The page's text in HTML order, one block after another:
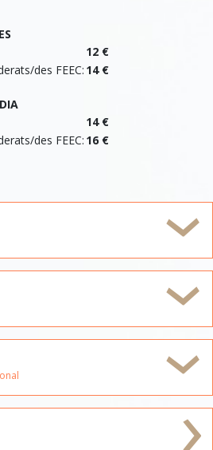
12 €
des FEEC: 14 €
14 €
des FEEC: 16 €